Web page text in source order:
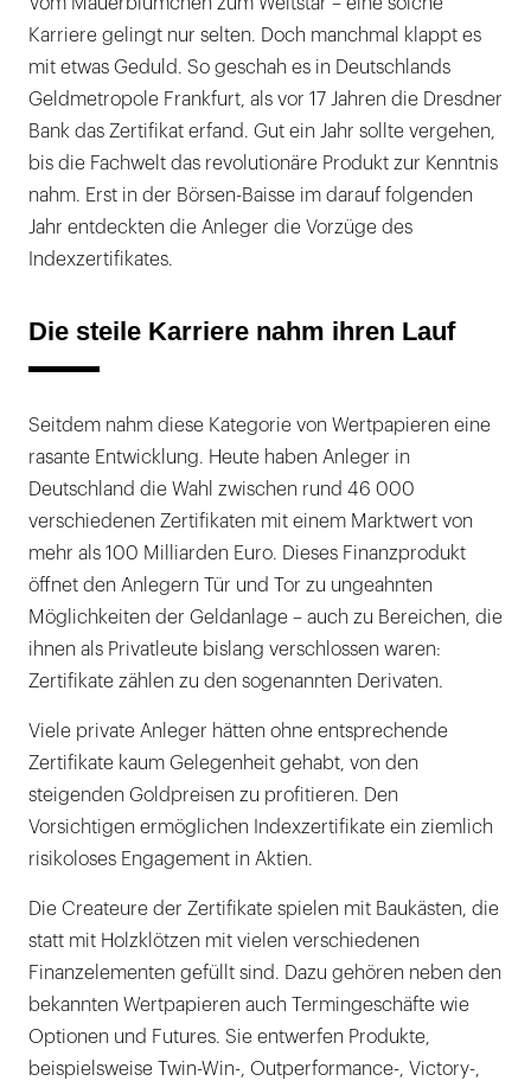
Karriere gelingt nur selten. Doch manchmal klappt es
mit etwas Geduld. So geschah es in Deutschlands
Geldmetropole Frankfurt, als vor 17 Jahren die Dresdner
Bank das Zertifikat erfand. Gut ein Jahr sollte vergehen,
bis die Fachwelt das revolutionäre Produkt zur Kenntnis
nahm. Erst in der Börsen-Baisse im darauf folgenden
Jahr entdeckten die Anleger die Vorzüge des
Indexzertifikates.
Die steile Karriere nahm ihren Lauf
Seitdem nahm diese Kategorie von Wertpapieren eine
rasante Entwicklung. Heute haben Anleger in
Deutschland die Wahl zwischen rund 46 000
verschiedenen Zertifikaten mit einem Marktwert von
mehr als 100 Milliarden Euro. Dieses Finanzprodukt
öffnet den Anlegern Tür und Tor zu ungeahnten
Möglichkeiten der Geldanlage – auch zu Bereichen, die
ihnen als Privatleute bislang verschlossen waren:
Zertifikate zählen zu den sogenannten Derivaten.
Viele private Anleger hätten ohne entsprechende
Zertifikate kaum Gelegenheit gehabt, von den
steigenden Goldpreisen zu profitieren. Den
Vorsichtigen ermöglichen Indexzertifikate ein ziemlich
risikoloses Engagement in Aktien.
Die Createure der Zertifikate spielen mit Baukästen, die
statt mit Holzklötzen mit vielen verschiedenen
Finanzelementen gefüllt sind. Dazu gehören neben den
bekannten Wertpapieren auch Termingeschäfte wie
Optionen und Futures. Sie entwerfen Produkte,
beispielsweise Twin-Win-, Outperformance-, Victory-,